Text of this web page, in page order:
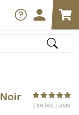
Lire les 1 avis